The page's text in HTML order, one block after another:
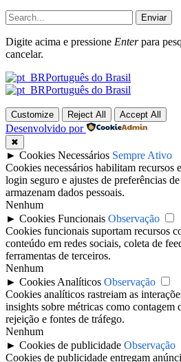
Enviar
Digite acima e pressione Enterpara
cancelar.
Português do Brasil
Português do Brasil
Customize Reject All Accept All
Desenvolvido por
✖
► Cookies Necessários Sempre Ativo
Cookies necessários habilitam recursos
login seguro e ajustes de preferências
armazenam dados pessoais.
Nenhum
► Cookies Funcionais Observação
Cookies funcionais suportam recursos
conteúdo em redes sociais, coleta de
ferramentas de terceiros.
Nenhum
► Cookies Analíticos Observação
Cookies analíticos rastreiam as
insights sobre métricas como contagem
rejeição e fontes de tráfego.
Nenhum
► Cookies de publicidade Observação
Cookies de publicidade entregam